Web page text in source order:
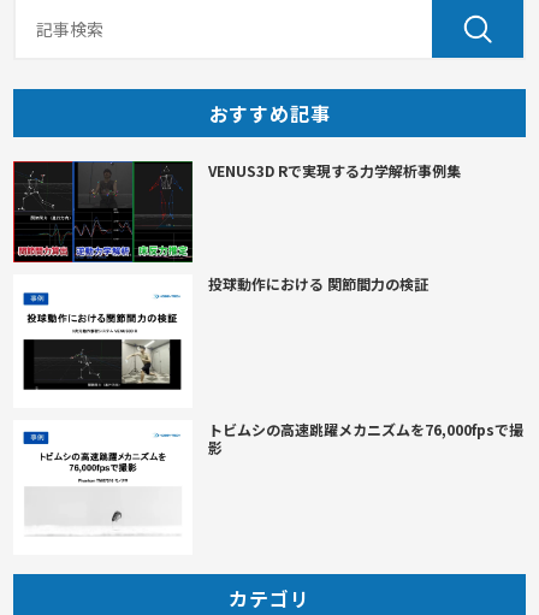
おすすめ記事
VENUS3D Rで実現する力学解析事例集
投球動作における 関節間力の検証
トビムシの高速跳躍メカニズムを76,000fpsで撮
影
カテゴリ